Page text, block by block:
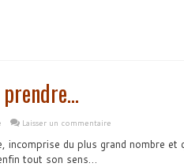
prendre…
Laisser un commentaire
incomprise du plus grand nombre et
tout son sens…